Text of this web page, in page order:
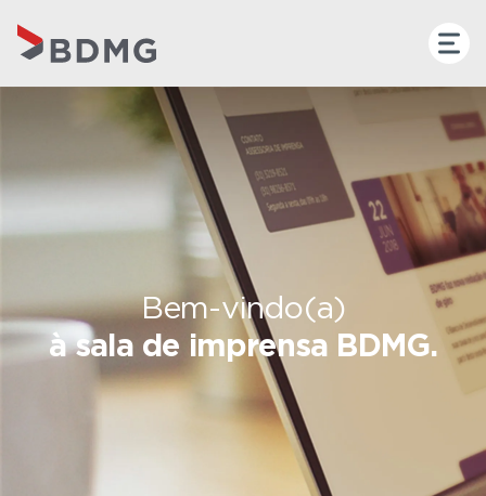
Bem-vindo(a)
à sala de imprensa BDMG.